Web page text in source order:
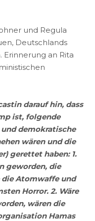
und Regula
Deutschlands
Erinnerung an Rita
darauf hin, dass
ist, folgende
demokratische
wären und die
gerettet haben: 1.
geworden, die
Atomwaffe und
Horror. 2. Wäre
wären die
Hamas